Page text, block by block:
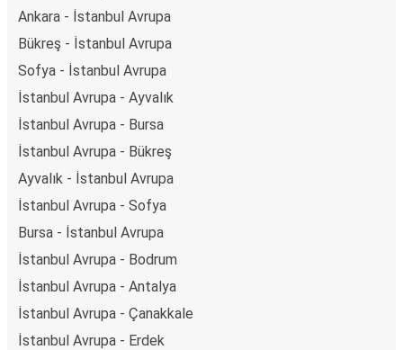
Ankara - İstanbul Avrupa
Bükreş - İstanbul Avrupa
Sofya - İstanbul Avrupa
İstanbul Avrupa - Ayvalık
İstanbul Avrupa - Bursa
İstanbul Avrupa - Bükreş
Ayvalık - İstanbul Avrupa
İstanbul Avrupa - Sofya
Bursa - İstanbul Avrupa
İstanbul Avrupa - Bodrum
İstanbul Avrupa - Antalya
İstanbul Avrupa - Çanakkale
İstanbul Avrupa - Erdek